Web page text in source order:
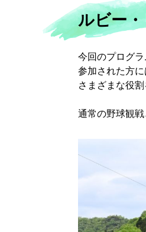
ルビー
今回のプログ
参加された方
さまざまな役
通常の野球観